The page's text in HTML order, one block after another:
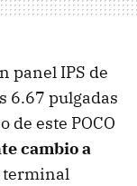
panel IPS de
6.67 pulgadas
de este POCO
cambio a
terminal